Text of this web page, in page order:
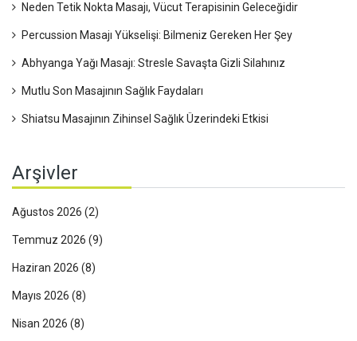
Neden Tetik Nokta Masajı, Vücut Terapisinin Geleceğidir
Percussion Masajı Yükselişi: Bilmeniz Gereken Her Şey
Abhyanga Yağı Masajı: Stresle Savaşta Gizli Silahınız
Mutlu Son Masajının Sağlık Faydaları
Shiatsu Masajının Zihinsel Sağlık Üzerindeki Etkisi
Arşivler
Ağustos 2026 (2)
Temmuz 2026 (9)
Haziran 2026 (8)
Mayıs 2026 (8)
Nisan 2026 (8)